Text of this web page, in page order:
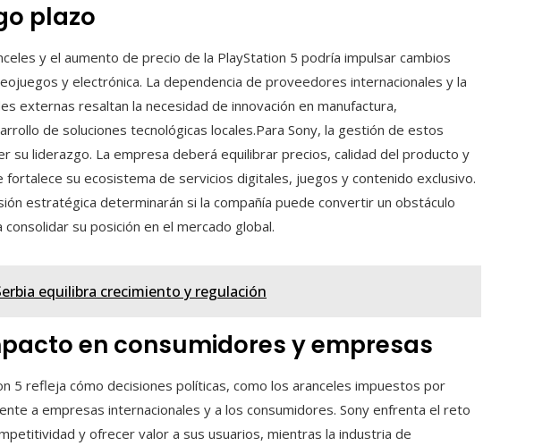
plazo
y el aumento de precio de la PlayStation 5 podría impulsar cambios
y electrónica. La dependencia de proveedores internacionales y la
externas resaltan la necesidad de innovación en manufactura,
de soluciones tecnológicas locales.Para Sony, la gestión de estos
su liderazgo. La empresa deberá equilibrar precios, calidad del producto y
fortalece su ecosistema de servicios digitales, juegos y contenido exclusivo.
estratégica determinarán si la compañía puede convertir un obstáculo
su posición en el mercado global.
equilibra crecimiento y regulación
en consumidores y empresas
5 refleja cómo decisiones políticas, como los aranceles impuestos por
a empresas internacionales y a los consumidores. Sony enfrenta el reto
y ofrecer valor a sus usuarios, mientras la industria de